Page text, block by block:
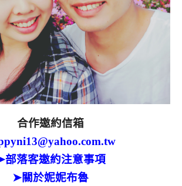
合作邀約信箱
部落客邀約注意事項
➤關於妮妮布魯